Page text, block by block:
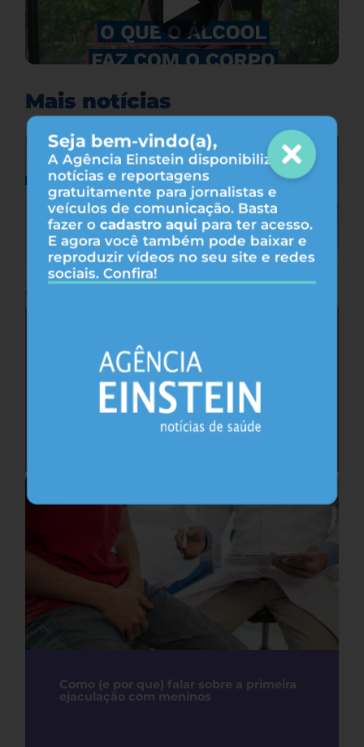
Seja bem-vindo(a),
A Agência Einstein disponibiliza
notícias e reportagens
gratuitamente para jornalistas e
veículos de comunicação. Basta
fazer o cadastro aqui para ter acesso.
E agora você também pode baixar e
reproduzir vídeos no seu site e redes
sociais. Confira!
Mais notícias
Saúde do coração após os 45 anos pode
antecipar risco de demência
Como (e por que) falar sobre a primeira
ejaculação com meninos